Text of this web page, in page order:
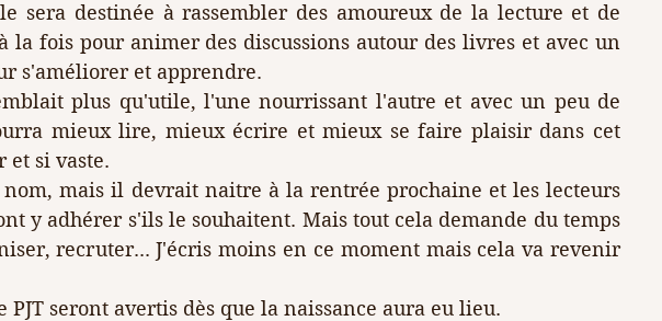
sera destinée à rassembler des amoureux de la lecture et de
la fois pour animer des discussions autour des livres et avec un
s'améliorer et apprendre.
plus qu'utile, l'une nourrissant l'autre et avec un peu de
mieux lire, mieux écrire et mieux se faire plaisir dans cet
si vaste.
mais il devrait naitre à la rentrée prochaine et les lecteurs
y adhérer s'ils le souhaitent. Mais tout cela demande du temps
recruter... J'écris moins en ce moment mais cela va revenir
PJT seront avertis dès que la naissance aura eu lieu.